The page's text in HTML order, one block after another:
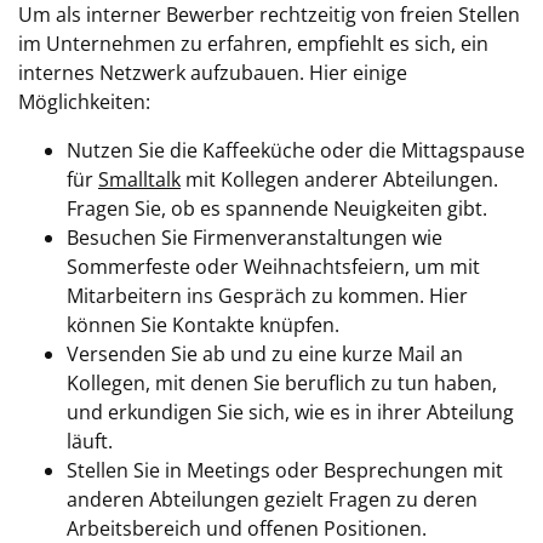
Um als interner Bewerber rechtzeitig von freien Stellen
im Unternehmen zu erfahren, empfiehlt es sich, ein
internes Netzwerk aufzubauen. Hier einige
Möglichkeiten:
Nutzen Sie die Kaffeeküche oder die Mittagspause
fürSmalltalk mit Kollegen anderer Abteilungen.
Fragen Sie, ob es spannende Neuigkeiten gibt.
Besuchen Sie Firmenveranstaltungen wie
Sommerfeste oder Weihnachtsfeiern, um mit
Mitarbeitern ins Gespräch zu kommen. Hier
können Sie Kontakte knüpfen.
Versenden Sie ab und zu eine kurze Mail an
Kollegen, mit denen Sie beruflich zu tun haben,
und erkundigen Sie sich, wie es in ihrer Abteilung
läuft.
Stellen Sie in Meetings oder Besprechungen mit
anderen Abteilungen gezielt Fragen zu deren
Arbeitsbereich und offenen Positionen.